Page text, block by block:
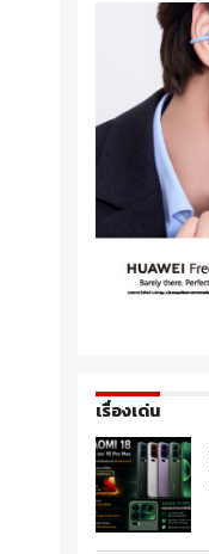
เรื่องเด่น